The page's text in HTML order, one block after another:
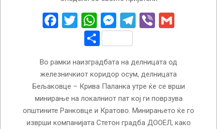
Facebook
Twitter
WhatsApp
Messenger
Telegram
Viber
Share
Во рамки наизградбата на делницата од
железничкиот коридор осум, делницата
Бељаковце – Крива Паланка утре ќе се врши
минирање на локалниот пат кој ги поврзува
општините Ранковце и Кратово. Минирањето ќе го
изврши компанијата Стетон градба ДООЕЛ, како